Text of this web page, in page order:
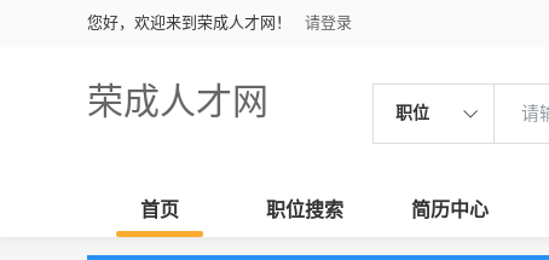
您好，欢迎来到荣成人才网！ 请登录
荣成人才网 职位
首页 职位搜索 简历中心